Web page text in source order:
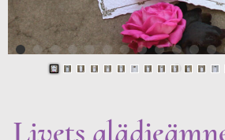
Livets